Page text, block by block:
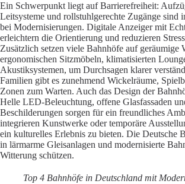
Ein Schwerpunkt liegt auf Barrierefreiheit:
Leitsysteme und rollstuhlgerechte Zugänge sind
bei Modernisierungen. Digitale Anzeiger mit
erleichtern die Orientierung und reduzieren
Zusätzlich setzen viele Bahnhöfe auf geräumige
ergonomischen Sitzmöbeln, klimatisierten
Akustiksystemen, um Durchsagen klarer
Familien gibt es zunehmend Wickelräume,
Zonen zum Warten. Auch das Design der
Helle LED-Beleuchtung, offene Glasfassaden
Beschilderungen sorgen für ein freundliches
integrieren Kunstwerke oder temporäre
ein kulturelles Erlebnis zu bieten. Die Deutsche
in lärmarme Gleisanlagen und modernisierte
Witterung schützen.
Top 4 Bahnhöfe in Deutschland mit